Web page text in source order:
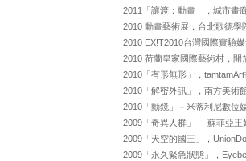
2011「讓渡：動畫」，城市畫
2010 動畫藝術展，台北歌德
2010 EX!T2010台灣國際實驗
2010 荷蘭皇家國際藝術村，
2010「有形無形」，
2010「解密外訊」，南方美術
2010「動鏡」－米蒂利尼數位
2009「奇異人群」- 蘇菲亞王
2009「天空的國王」，
2009「永久緊急狀態」，